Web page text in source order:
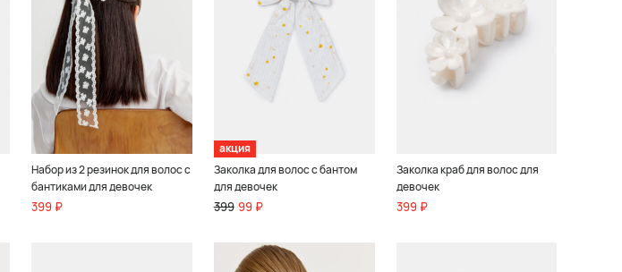
Набор из 2 резинок для волос с
бантиками для девочек
399 ₽
акция
Заколка для волос с бантом
для девочек
399 99 ₽
Заколка краб для волос для
девочек
399 ₽